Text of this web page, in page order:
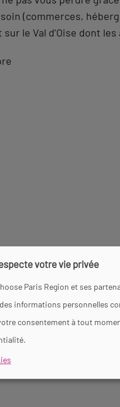
(commerces,
le Val d’Oise dont
votre vie privée
Paris Region et ses
informations personnelles
consentement à tout